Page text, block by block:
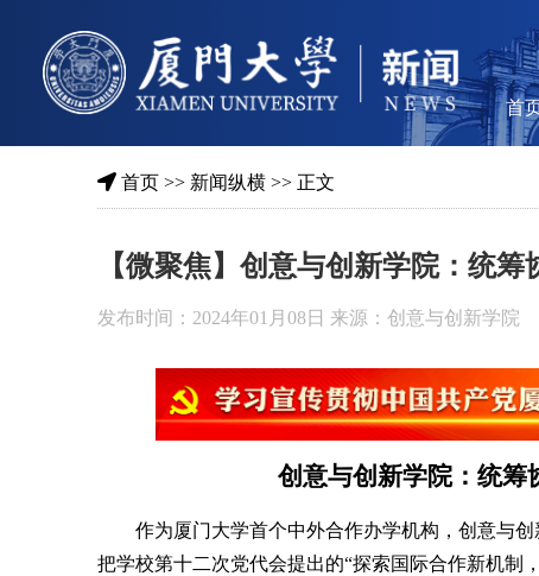
首
首页 >> 新闻纵横 >> 正文
【微聚焦】创意与创新学院：统
发布时间：2024年01月08日 来源：创意与创新学院
创意与创新学院：统筹
作为厦门大学首个中外合作办学机构，创意与
把学校第十二次党代会提出的“探索国际合作新机制